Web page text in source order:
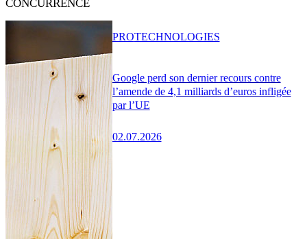
CONCURRENCE
Google perd son dernier recours contre
l’amende de 4,1 milliards d’euros infligée
par l’UE
02.07.2026
PROTECHNOLOGIES